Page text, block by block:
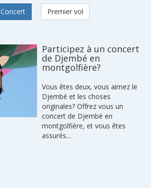
Concert Premier vol
Participez à un concert
de Djembé en
montgolfière?
Vous êtes deux, vous aimez le
Djembé et les choses
originales? Offrez vous un
concert de Djembé en
montgolfière, et vous êtes
assurés...